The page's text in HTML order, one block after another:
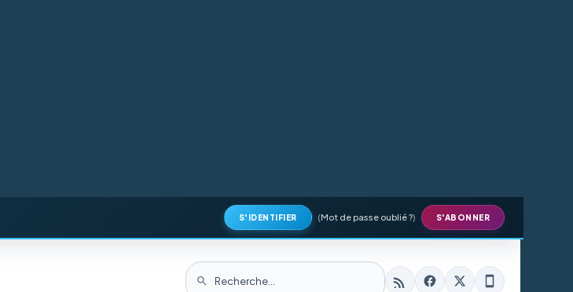
S'IDENTIFIER (Mot de passe oublié ?) S'ABONNER